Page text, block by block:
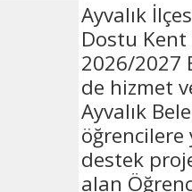
Ayvalık
Dostu Kent
2026/2027
de hizmet
Ayvalık
öğrencilere
destek
alan